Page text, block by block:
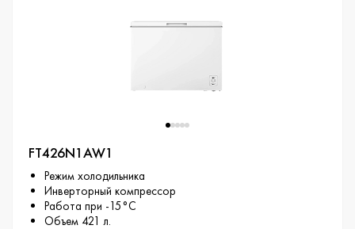
FT426N1AW1
Режим холодильника
Инверторный компрессор
Работа при -15°С
Объем 421 л.